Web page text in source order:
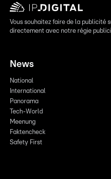
Vous souhaitez faire de la publicité
directement avec notre régie
News
National
International
Panorama
Tech-World
Meenung
Faktencheck
Safety First